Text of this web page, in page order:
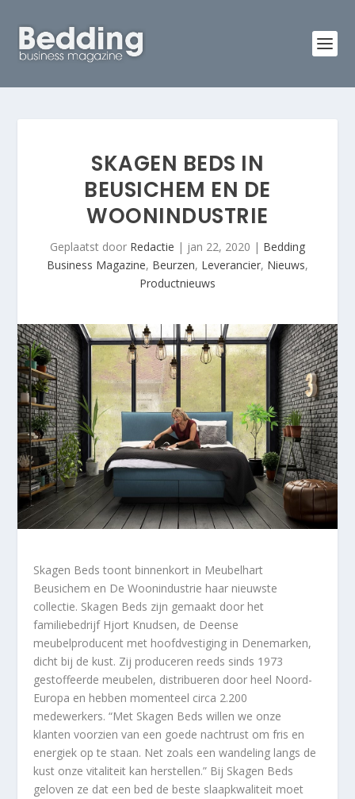
SKAGEN BEDS IN
BEUSICHEM EN DE
WOONINDUSTRIE
Geplaatst door Redactie | jan 22, 2020 | Bedding
Business Magazine, Beurzen, Leverancier, Nieuws,
Productnieuws
Skagen Beds toont binnenkort in Meubelhart
Beusichem en De Woonindustrie haar nieuwste
collectie. Skagen Beds zijn gemaakt door het
familiebedrijf Hjort Knudsen, de Deense
meubelproducent met hoofdvestiging in Denemarken,
dicht bij de kust. Zij produceren reeds sinds 1973
gestoffeerde meubelen, distribueren door heel Noord-
Europa en hebben momenteel circa 2.200
medewerkers. “Met Skagen Beds willen we onze
klanten voorzien van een goede nachtrust om fris en
energiek op te staan. Net zoals een wandeling langs de
kust onze vitaliteit kan herstellen.” Bij Skagen Beds
geloven ze dat een bed de beste slaapkwaliteit moet